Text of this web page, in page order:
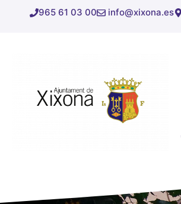
965 61 03 00 info@xixona.es